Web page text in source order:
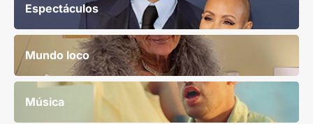
Espectáculos
Mundo loco
Música